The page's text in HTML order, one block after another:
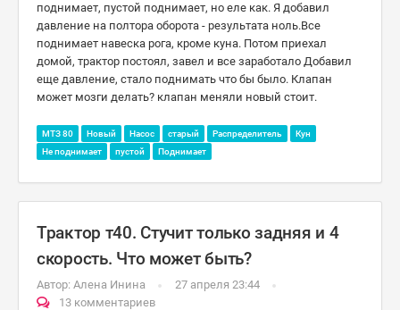
поднимает, пустой поднимает, но еле как. Я добавил
давление на полтора оборота - результата ноль.Все
поднимает навеска рога, кроме куна. Потом приехал
домой, трактор постоял, завел и все заработало Добавил
еще давление, стало поднимать что бы было. Клапан
может мозги делать? клапан меняли новый стоит.
МТЗ 80 Новый Насос старый Распределитель
Кун
Не поднимает
пустой Поднимает
Трактор т40. Стучит только задняя и 4
скорость. Что может быть?
Автор: Алена Инина
27 апреля 23:44
13 комментариев